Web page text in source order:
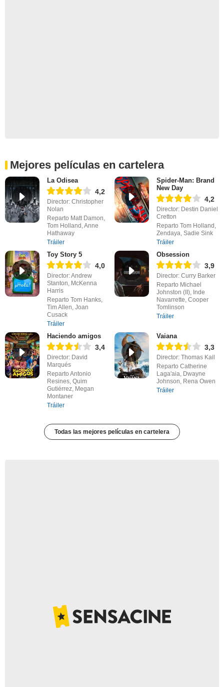
Mejores películas en cartelera
La Odisea
4,2
Director: Christopher
Nolan
Reparto Matt Damon,
Tom Holland, Anne
Hathaway
Tráiler
Spider-Man: Brand
New Day
4,2
Director: Destin Daniel
Cretton
Reparto Tom Holland,
Zendaya, Sadie Sink
Tráiler
Toy Story 5
4,0
Director: Andrew
Stanton, McKenna
Harris
Reparto Tom Hanks,
Tim Allen, Joan
Cusack
Tráiler
Obsession
3,9
Director: Curry Barker
Reparto Michael
Johnston (II), Inde
Navarrette, Cooper
Tomlinson
Tráiler
Haciendo amigos
3,4
Director: David
Marqués
Reparto Antonio
Resines, Quim
Gutiérrez, Megan
Montaner
Tráiler
Vaiana
3,3
Director: Thomas Kail
Reparto Catherine
Laga'aia, Dwayne
Johnson, Rena Owen
Tráiler
Todas las mejores películas en cartelera